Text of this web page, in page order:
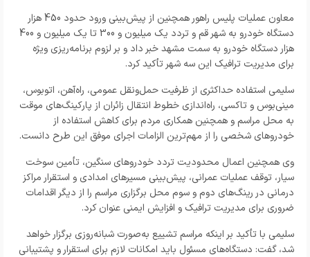
معاون عملیات پلیس راهور همچنین از پیش‌بینی ورود حدود 450 هزار
دستگاه خودرو به شهر قم و تردد یک میلیون و 300 تا یک میلیون و 400
هزار دستگاه خودرو به سمت مشهد خبر داد و بر لزوم برنامه‌ریزی ویژه
برای مدیریت ترافیک این سه شهر تأکید کرد.
سلیمی استفاده حداکثری از ظرفیت حمل‌ونقل عمومی، راه‌آهن، اتوبوس،
مینی‌بوس و تاکسی، راه‌اندازی خطوط انتقال زائران از پارکینگ‌های موقت
به محل مراسم و همچنین همکاری مردم برای کاهش استفاده از
خودروهای شخصی را از مهم‌ترین الزامات اجرای موفق این طرح دانست.
وی همچنین اعمال محدودیت تردد خودروهای سنگین، تأمین سوخت
سیار، توقف عملیات عمرانی، پیش‌بینی مسیرهای امدادی و استقرار مراکز
درمانی در رینگ‌های دوم و سوم محل برگزاری مراسم را از دیگر اقدامات
ضروری برای مدیریت ترافیک و افزایش ایمنی عنوان کرد.
سلیمی با تأکید بر اینکه مراسم تشییع به‌صورت شبانه‌روزی برگزار خواهد
شد، گفت: دستگاه‌های مسئول باید امکانات لازم برای استقرار و پشتیبانی